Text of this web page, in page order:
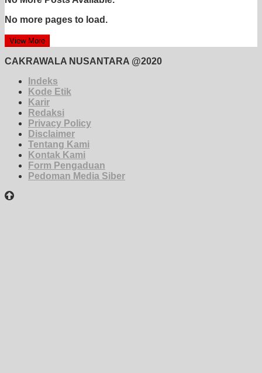
No more pages to load.
View More
CAKRAWALA NUSANTARA @2020
Indeks
Kode Etik
Karir
Redaksi
Privacy Policy
Disclaimer
Tentang Kami
Kontak Kami
Form Pengaduan
Pedoman Media Siber